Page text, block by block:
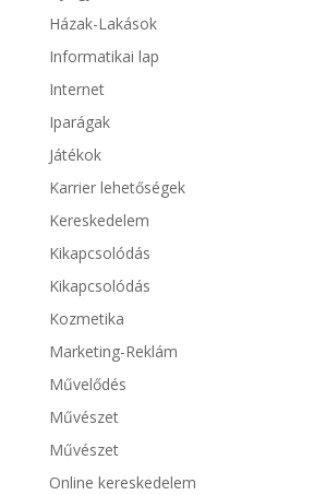
Házak-Lakások
Informatikai lap
Internet
Iparágak
Játékok
Karrier lehetőségek
Kereskedelem
Kikapcsolódás
Kikapcsolódás
Kozmetika
Marketing-Reklám
Művelődés
Művészet
Művészet
Online kereskedelem